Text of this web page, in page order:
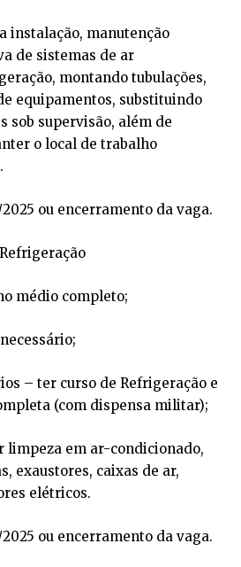
instalação, manutenção
de sistemas de ar
montando tubulações,
equipamentos, substituindo
sob supervisão, além de
o local de trabalho
ou encerramento da vaga.
médio completo;
– ter curso de Refrigeração e
(com dispensa militar);
limpeza em ar-condicionado,
exaustores, caixas de ar,
elétricos.
ou encerramento da vaga.